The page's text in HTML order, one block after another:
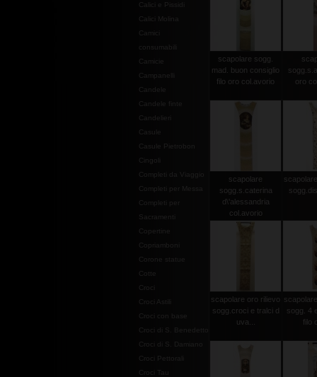
Calici e Pissidi
Calici Molina
Campanelli
Candele
Candele finte
Candelieri
Casule
Casule Pietrobon
Cingoli
Completi da Viaggio
Completi per Messa
Completi per
Sacramenti
Copertine
Copriamboni
Corone statue
Cotte
Croci
Croci Astili
Croci con base
Croci di S. Benedetto
Croci di S. Damiano
Croci Pettorali
Croci Tau
scapolare sogg.
mad. buon consiglio
filo oro col.avorio
oro
scapolare
sogg.s.caterina
d\'alessandria
col.avorio
scapolare oro rilievo
sogg.croci e tralci d
uva...
sogg. 4
filo